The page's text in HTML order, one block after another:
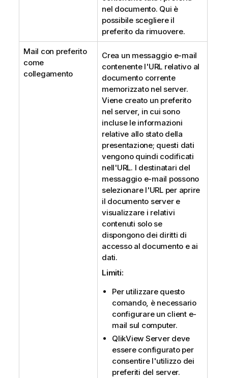
nel documento. Qui è
possibile scegliere il
preferito da rimuovere.
Mail con preferito
come
collegamento
Crea un messaggio e-mail
contenente l'URL relativo al
documento corrente
memorizzato nel server.
Viene creato un preferito
nel server, in cui sono
incluse le informazioni
relative allo stato della
presentazione; questi dati
vengono quindi codificati
nell'URL. I destinatari del
messaggio e-mail possono
selezionare l'URL per aprire
il documento server e
visualizzare i relativi
contenuti solo se
dispongono dei diritti di
accesso al documento e ai
dati.
Limiti:
Per utilizzare questo
comando, è necessario
configurare un client e-
mail sul computer.
QlikView Server deve
essere configurato per
consentire l'utilizzo dei
preferiti del server.